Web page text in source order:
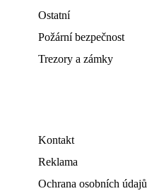
Ostatní
Požární bezpečnost
Trezory a zámky
Kontakt
Reklama
Ochrana osobních údajů